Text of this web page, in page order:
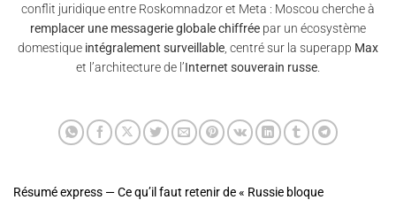
conflit juridique entre Roskomnadzor et Meta : Moscou cherche à
remplacer une messagerie globale chiffrée par un écosystème
domestique intégralement surveillable , centré sur la superapp Max
et l’architecture de l’Internet souverain russe
Résumé express — Ce qu’il faut retenir de « Russie bloque